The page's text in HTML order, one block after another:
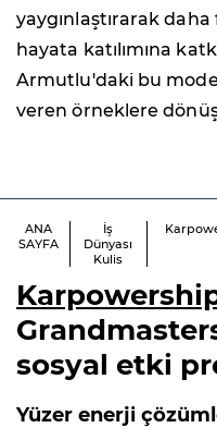
yaygınlaştırarak
hayata katılımına
Armutlu'daki bu
veren örneklere
ANA
SAYFA
İş
Dünyası
Kulis
sosyal etki
Yüzer enerji